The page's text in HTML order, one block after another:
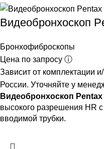
Видеобронхоскоп
Бронхофиброскопы
Цена по запросу ⓘ
Зависит от комплектации
России. Уточняйте у
Видеобронхоскоп Pentax
высокого разрешения HR
вводимой трубки.